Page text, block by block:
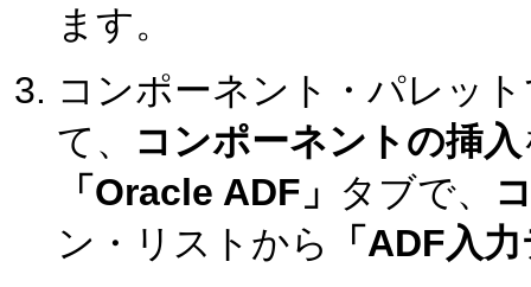
ます。
コンポーネント・パレッ
て、
コンポーネントの挿入
「Oracle ADF」 タブで、
ン・リストから
「ADF入